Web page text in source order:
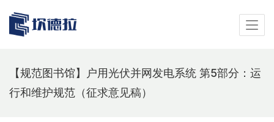
【规范图书馆】户用光伏并网发电系统 第5部分：运
行和维护规范（征求意见稿）